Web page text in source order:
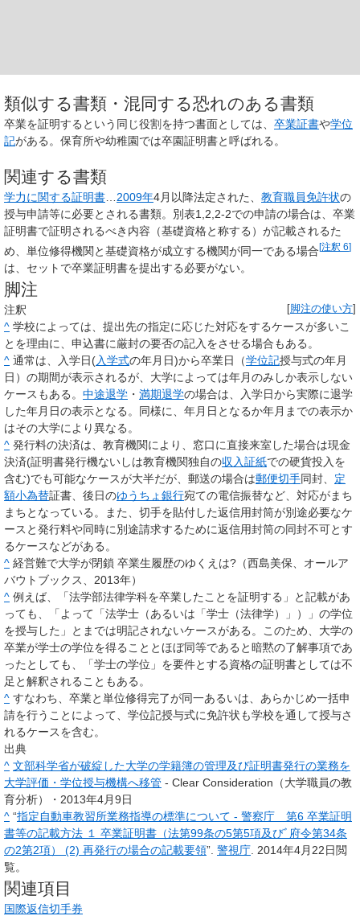
類似する書類・混同する恐れのある書類
卒業を証明するという同じ役割を持つ書面としては、 卒業証書や学位
記がある。保育所や幼稚園では卒園証明書と呼ばれる。
関連する書類
学力に関する証明書 2009年4月以降法定された、 教育職員免許状の
授与申請等に必要とされる書類。別表1,2,2-2での申請の場合は、卒業
証明書で証明されるべき内容（基礎資格と称する）が記載されるた
め、単位修得機関と基礎資格が成立する機関が同一である場合[注釈 6]
は、セットで卒業証明書を提出する必要がない。
脚注
[脚注の使い方]
注釈
^ 学校によっては、提出先の指定に応じた対応をするケースが多いこ
とを理由に、申込書に厳封の要否の記入をさせる場合もある。
^ 通常は、入学日(入学式の年月日)から卒業日（学位記授与式の年月
日）の期間が表示されるが、大学によっては年月のみしか表示しない
ケースもある。 中途退学 ・ 満期退学の場合は、入学日から実際に退学
した年月日の表示となる。同様に、年月日となるか年月までの表示か
はその大学により異なる。
^ 発行料の決済は、教育機関により、窓口に直接来室した場合は現金
決済(証明書発行機ないしは教育機関独自の収入証紙での硬貨投入を
含む)でも可能なケースが大半だが、郵送の場合は郵便切手同封、 定
額小為替証書、後日のゆうちょ銀行宛ての電信振替など、対応がまち
まちとなっている。また、切手を貼付した返信用封筒が別途必要なケ
ースと発行料や同時に別途請求するために返信用封筒の同封不可とす
るケースなどがある。
^ 経営難で大学が閉鎖 卒業生履歴のゆくえは?（西島美保、オールア
バウトブックス、2013年）
^ 例えば、「法学部法律学科を卒業したことを証明する」と記載があ
っても、「よって「法学士（あるいは「学士（法律学）」）」の学位
を授与した」とまでは明記されないケースがある。このため、大学の
卒業が学士の学位を得ることとほぼ同等であると暗黙の了解事項であ
ったとしても、「学士の学位」を要件とする資格の証明書としては不
足と解釈されることもある。
^ すなわち、卒業と単位修得完了が同一あるいは、あらかじめ一括申
請を行うことによって、学位記授与式に免許状も学校を通して授与さ
れるケースを含む。
出典
^ 文部科学省が破綻した大学の学籍簿の管理及び証明書発行の業務を
大学評価・学位授与機構へ移管 - Clear Consideration（大学職員の教
育分析）・2013年4月9日
^ “指定自動車教習所業務指導の標準について - 警察庁 第6 卒業証明
書等の記載方法 １ 卒業証明書（法第99条の5第5項及びﾞ府令第34条
の2第2項） (2) 再発行の場合の記載要領”. 警視庁 . 2014年4月22日閲
覧。
関連項目
国際返信切手券